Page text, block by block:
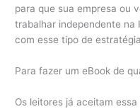
para que sua empresa ou
trabalhar independente
com esse tipo de
Para fazer um eBook de
Os leitores já aceitam